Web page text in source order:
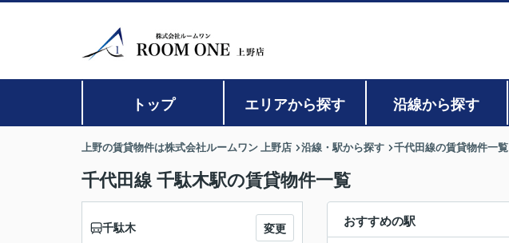
トップ エリアから探す 沿線から探す
上野の賃貸物件は株式会社ルームワン 上野店 沿線・駅から探す 千代田線の賃貸物件一覧
千代田線 千駄木駅の賃貸物件一覧
おすすめの駅
千駄木 変更